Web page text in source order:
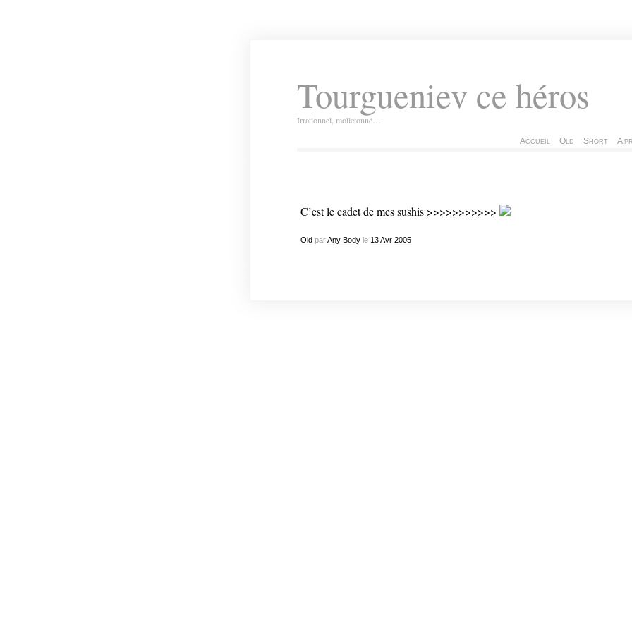
Tourgueniev ce héros
Irrationnel, molletonné…
Accueil Old Short A
C’est le cadet de mes sushis >>>>>>>>>>>
OldparAny Bodyle 13 Avr 2005